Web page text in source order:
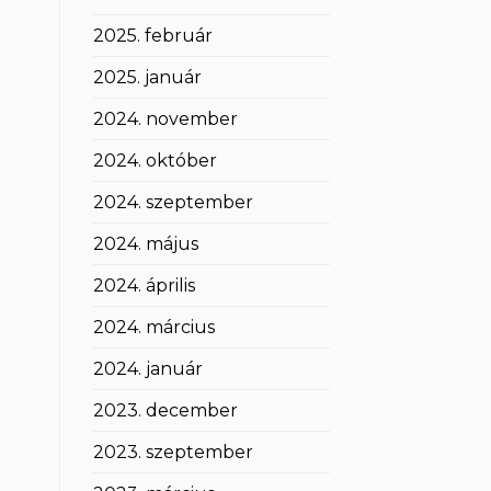
2025. február
2025. január
2024. november
2024. október
2024. szeptember
2024. május
2024. április
2024. március
2024. január
2023. december
2023. szeptember